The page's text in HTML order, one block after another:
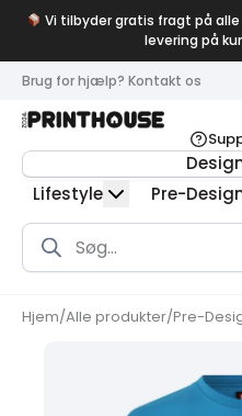
Vi tilbyder gratis fragt på alle
levering på
Brug for hjælp? Kontakt os
Lifestyle
Pre-
Products
search
Hjem/Alle produkter/Pre-